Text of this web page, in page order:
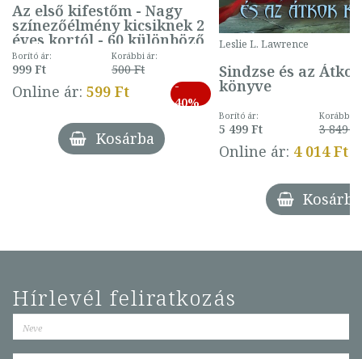
Az első kifestőm - Nagy
színezőélmény kicsiknek 2
éves kortól - 60 különböző
mintával (gombás)
Borító ár:
999 Ft
Korábbi ár:
500 Ft
Online ár: 599 Ft
-
40%
Kosárba
Leslie L. Lawrence
Sindzse és az Átkok
könyve
Borító ár:
5 499 Ft
Korábbi
3 849 Ft
Online ár: 4 014 Ft
Kosárba
Hírlevél feliratkozás